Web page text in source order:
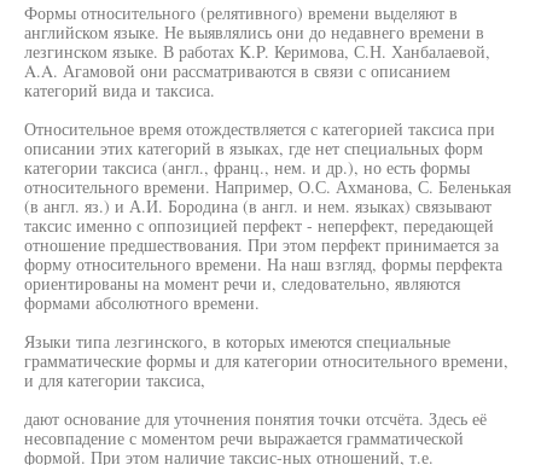
Формы относительного (релятивного) времени выделяют в
английском языке. Не выявлялись они до недавнего времени в
лезгинском языке. В работах K.P. Керимова, С.Н. Ханбалаевой,
A.A. Агамовой они рассматриваются в связи с описанием
категорий вида и таксиса.
Относительное время отождествляется с категорией таксиса при
описании этих категорий в языках, где нет специальных форм
категории таксиса (англ., франц., нем. и др.), но есть формы
относительного времени. Например, О.С. Ахманова, С. Беленькая
(в англ. яз.) и А.И. Бородина (в англ. и нем. языках) связывают
таксис именно с оппозицией перфект - неперфект, передающей
отношение предшествования. При этом перфект принимается за
форму относительного времени. На наш взгляд, формы перфекта
ориентированы на момент речи и, следовательно, являются
формами абсолютного времени.
Языки типа лезгинского, в которых имеются специальные
грамматические формы и для категории относительного времени,
и для категории таксиса,
дают основание для уточнения понятия точки отсчёта. Здесь её
несовпадение с моментом речи выражается грамматической
формой. При этом наличие таксис-ных отношений, т.е.